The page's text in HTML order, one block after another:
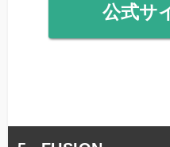
公式サ